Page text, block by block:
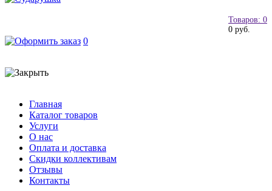
Товаров: 0
0 руб.
0
Главная
Каталог товаров
Услуги
О нас
Оплата и доставка
Скидки коллективам
Отзывы
Контакты